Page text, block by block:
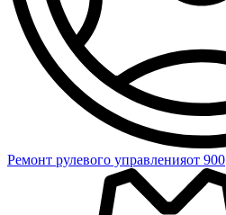
Ремонт рулевого управленияот 900